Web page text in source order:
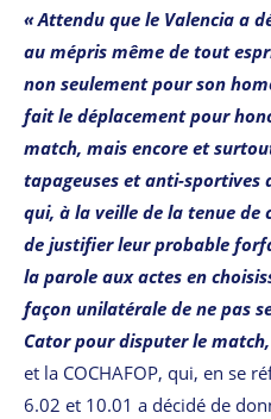
« Attendu que le Valencia a
au mépris même de tout
non seulement pour son
fait le déplacement pour
match, mais encore et
tapageuses et anti-sportives
qui, à la veille de la tenue de
de justifier leur probable
la parole aux actes en
façon unilatérale de ne pas
Cator pour disputer le match,
et la COCHAFOP, qui, en se
6.02 et 10.01 a décidé de